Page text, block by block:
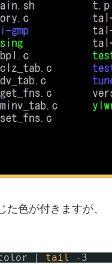
色が付きますが、
| tail -3